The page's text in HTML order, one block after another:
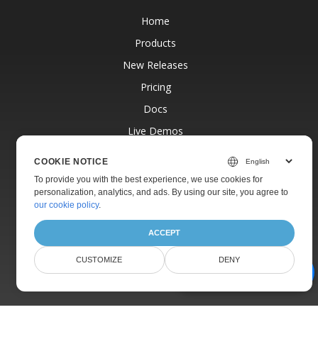
AI Document Assistant
Home
Products
New Releases
Pricing
Docs
Live Demos
Paid Support
Paid Consulting
Blog
About
COOKIE NOTICE
To provide you with the best experience, we use cookies for
personalization, analytics, and ads. By using our site, you agree to
our cookie policy.
ACCEPT
CUSTOMIZE DENY